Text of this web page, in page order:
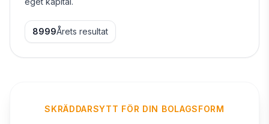
8999Årets resultat
SKRÄDDARSYTT FÖR DIN BOLAGSFORM